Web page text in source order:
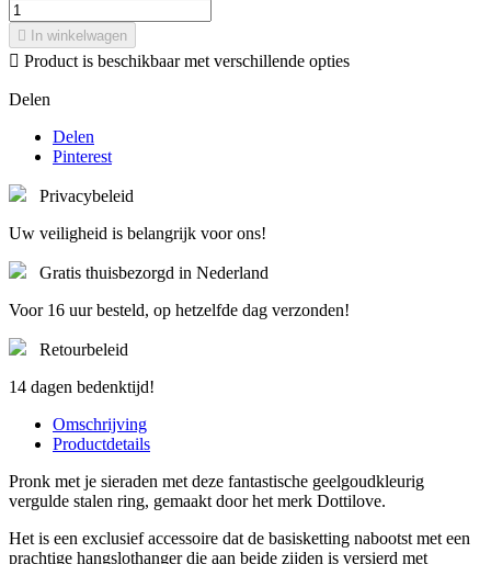
 In winkelwagen
 Product is beschikbaar met verschillende opties
Delen
Delen
Pinterest
Privacybeleid
Uw veiligheid is belangrijk voor ons!
Gratis thuisbezorgd in Nederland
Voor 16 uur besteld, op hetzelfde dag verzonden!
Retourbeleid
14 dagen bedenktijd!
Omschrijving
Productdetails
Pronk met je sieraden met deze fantastische geelgoudkleurig
vergulde stalen ring, gemaakt door het merk Dottilove.
Het is een exclusief accessoire dat de basisketting nabootst met een
prachtige hangslothanger die aan beide zijden is versierd met